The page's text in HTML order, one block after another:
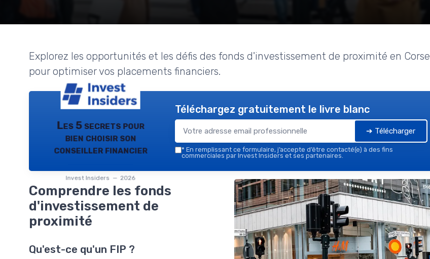
Explorez les opportunités et les défis des fonds d'investissement de proximité en Corse
pour optimiser vos placements financiers.
Les 5 secrets pour
bien choisir son
conseiller financier
Invest Insiders — 2026
Téléchargez gratuitement le livre blanc
➔ Télécharger
* En remplissant ce formulaire, j’accepte d’être contacté(e) à des fins
commerciales par Invest Insiders et ses partenaires.
Comprendre les fonds
d'investissement de
proximité
Qu'est-ce qu'un FIP ?